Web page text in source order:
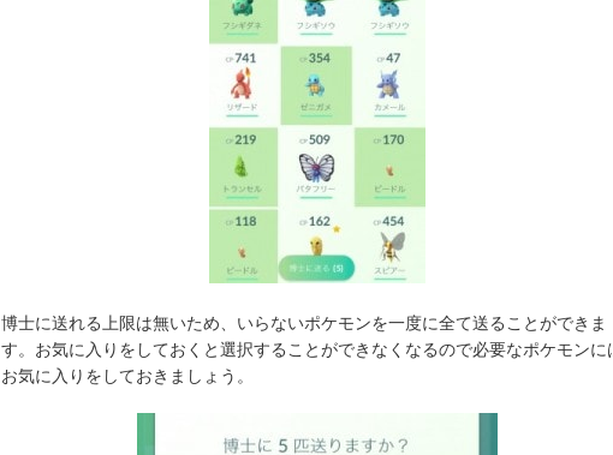
博士に送れる上限は無いため、いらないポケモンを一度に全て送ることができま
す。お気に入りをしておくと選択することができなくなるので必要なポケモンに
お気に入りをしておきましょう。